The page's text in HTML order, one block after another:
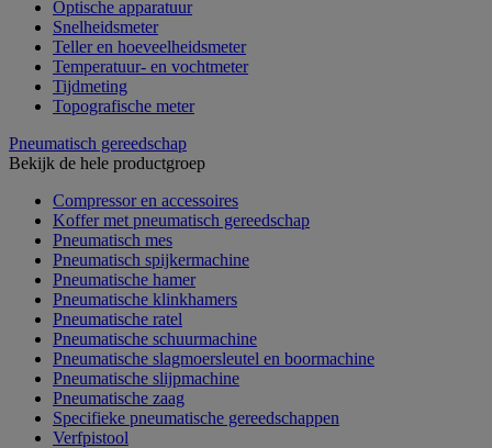
Optische apparatuur
Snelheidsmeter
Teller en hoeveelheidsmeter
Temperatuur- en vochtmeter
Tijdmeting
Topografische meter
Pneumatisch gereedschap
Bekijk de hele productgroep
Compressor en accessoires
Koffer met pneumatisch gereedschap
Pneumatisch mes
Pneumatisch spijkermachine
Pneumatische hamer
Pneumatische klinkhamers
Pneumatische ratel
Pneumatische schuurmachine
Pneumatische slagmoersleutel en boormachine
Pneumatische slijpmachine
Pneumatische zaag
Specifieke pneumatische gereedschappen
Verfpistool